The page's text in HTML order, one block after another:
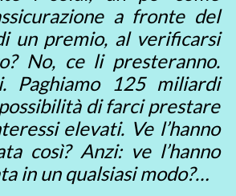
a fronte del
un premio, al verificarsi
No, ce li presteranno.
Paghiamo 125 miliardi
di farci prestare
elevati. Ve l’hanno
così? Anzi: ve l’hanno
in un qualsiasi modo?…